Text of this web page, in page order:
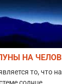
НА
то, что